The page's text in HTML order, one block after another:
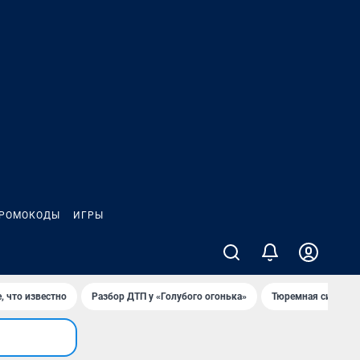
ИГРЫ
что известно Разбор ДТП у «Голубого огонька» Тюремная